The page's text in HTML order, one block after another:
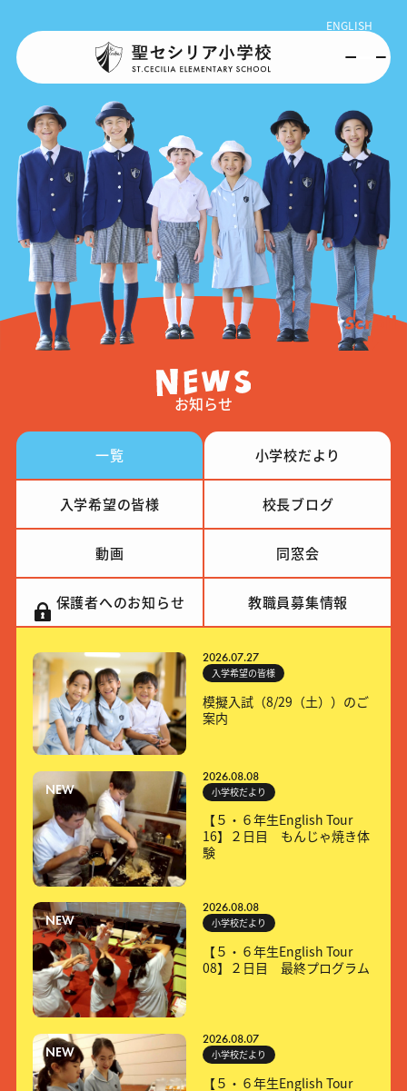
ENGLISH
お知らせ
一覧 小学校だより
入学希望の皆様 校長ブログ
動画 同窓会
保護者へのお知らせ 教職員募集情報
2026.07.27
入学希望の皆様
模擬入試（8/29（土））のご
案内
NEW
2026.08.08
小学校だより
【５・６年生English Tour
16】２日目 もんじゃ焼き体
験
NEW
2026.08.08
小学校だより
【５・６年生English Tour
08】２日目 最終プログラム
NEW
2026.08.07
小学校だより
【５・６年生English Tour